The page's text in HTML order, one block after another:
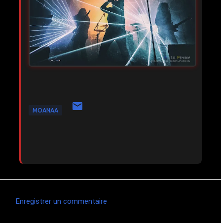
MOANAA
Enregistrer un commentaire